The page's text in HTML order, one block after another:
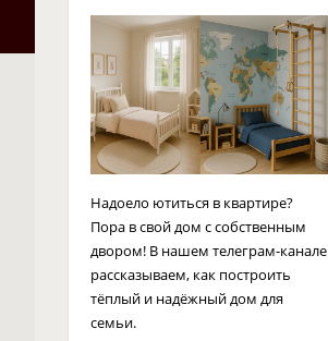
Надоело ютиться в квартире?
Пора в свой дом с собственным
двором! В нашем телеграм-канале
рассказываем, как построить
тёплый и надёжный дом для
семьи.